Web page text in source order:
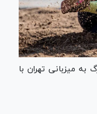
به میزبانی تهران با